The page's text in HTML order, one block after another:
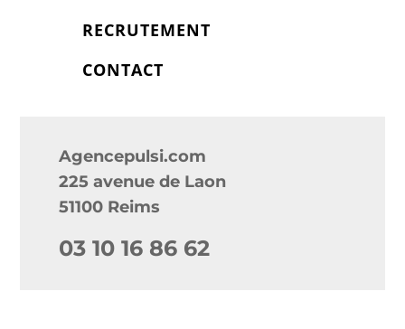
RECRUTEMENT
CONTACT
Agencepulsi.com
225 avenue de Laon
51100 Reims
03 10 16 86 62